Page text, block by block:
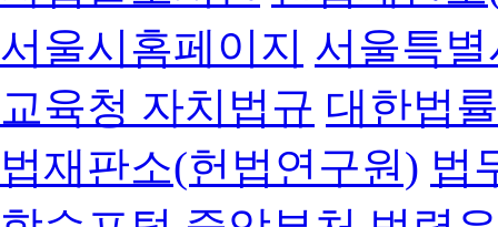
서울시홈페이지 서울특
교육청 자치법규 대한법
법재판소(헌법연구원) 법